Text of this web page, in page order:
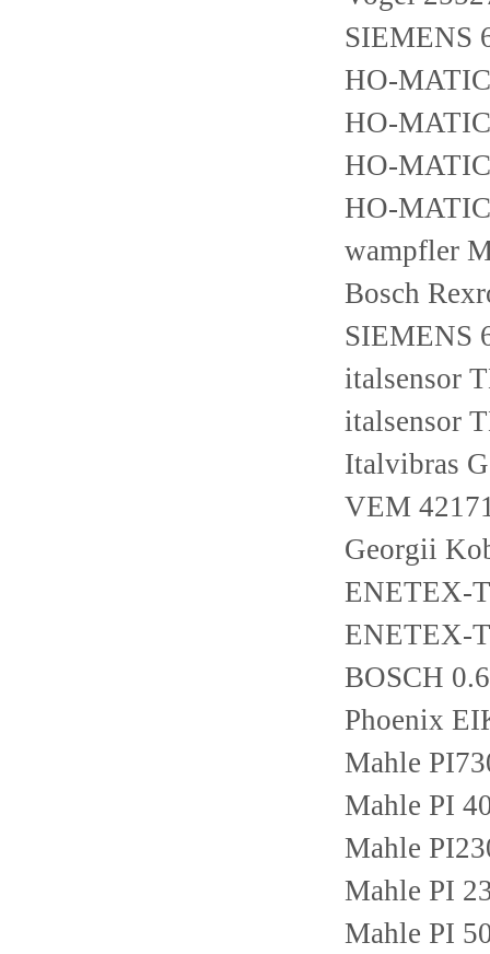
SIEMENS
HO-
HO-
HO-
HO-
wampfler
Bosch
SIEMENS
italsensor
italsensor
Italvibras
VEM
Georgii
ENETEX-
ENETEX-
BOSCH
Phoenix
Mahle
Mahle PI
Mahle
Mahle PI
Mahle PI